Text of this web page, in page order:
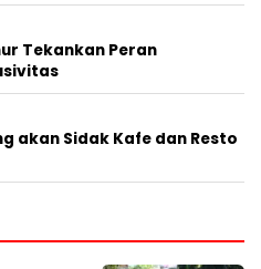
Tekankan Peran
akan Sidak Kafe dan Resto